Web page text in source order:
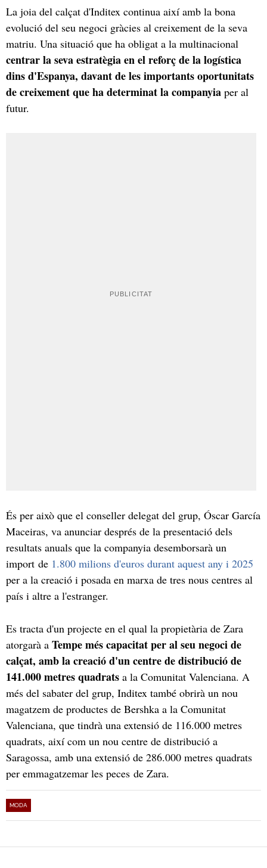
La joia del calçat d'Inditex continua així amb la bona
evolució del seu negoci gràcies al creixement de la seva
matriu. Una situació que ha obligat a la multinacional
centrar la seva estratègia en el reforç de la logística
dins d'Espanya, davant de les importants oportunitats
de creixement que ha determinat la companyia per al
futur.
És per això que el conseller delegat del grup, Óscar García
Maceiras, va anunciar després de la presentació dels
resultats anuals que la companyia desemborsarà un
import de 1.800 milions d'euros durant aquest any i 2025
per a la creació i posada en marxa de tres nous centres al
país i altre a l'estranger.
Es tracta d'un projecte en el qual la propietària de Zara
atorgarà a Tempe més capacitat per al seu negoci de
calçat, amb la creació d'un centre de distribució de
141.000 metres quadrats a la Comunitat Valenciana. A
més del sabater del grup, Inditex també obrirà un nou
magatzem de productes de Bershka a la Comunitat
Valenciana, que tindrà una extensió de 116.000 metres
quadrats, així com un nou centre de distribució a
Saragossa, amb una extensió de 286.000 metres quadrats
per emmagatzemar les peces de Zara.
MODA